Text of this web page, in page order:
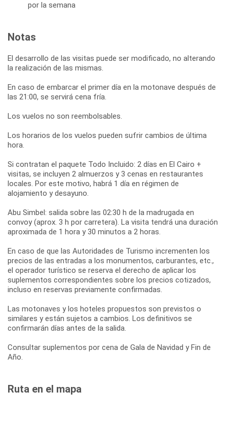
por la semana
Notas
El desarrollo de las visitas puede ser modificado, no alterando
la realización de las mismas.
En caso de embarcar el primer día en la motonave después de
las 21:00, se servirá cena fría.
Los vuelos no son reembolsables.
Los horarios de los vuelos pueden sufrir cambios de última
hora.
Si contratan el paquete Todo Incluido: 2 días en El Cairo +
visitas, se incluyen 2 almuerzos y 3 cenas en restaurantes
locales. Por este motivo, habrá 1 día en régimen de
alojamiento y desayuno.
Abu Simbel: salida sobre las 02:30 h de la madrugada en
convoy (aprox. 3 h por carretera). La visita tendrá una duración
aproximada de 1 hora y 30 minutos a 2 horas.
En caso de que las Autoridades de Turismo incrementen los
precios de las entradas a los monumentos, carburantes, etc.,
el operador turístico se reserva el derecho de aplicar los
suplementos correspondientes sobre los precios cotizados,
incluso en reservas previamente confirmadas.
Las motonaves y los hoteles propuestos son previstos o
similares y están sujetos a cambios. Los definitivos se
confirmarán días antes de la salida.
Consultar suplementos por cena de Gala de Navidad y Fin de
Año.
Ruta en el mapa